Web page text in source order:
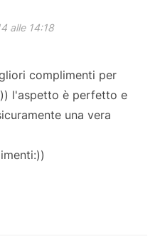
alle 14:18
complimenti per
l'aspetto è perfetto e
una vera